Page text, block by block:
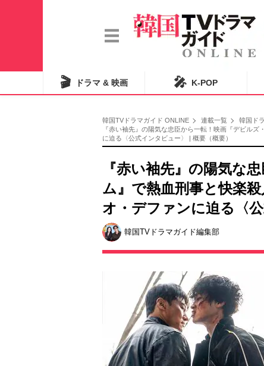
🎬 ドラマ & 映画 🎤 K-POP
韓国TVドラマガイド ONLINE 連載一覧
韓国ド
『赤い袖先』の陽気な忠臣から一転！映画『デビル
に迫る〈公式インタビュー〉 | 概要（概要）
『赤い袖先』の陽気な
ム』で熱血刑事と快楽
オ・デファンに迫る〈
韓国TVドラマガイド編集部